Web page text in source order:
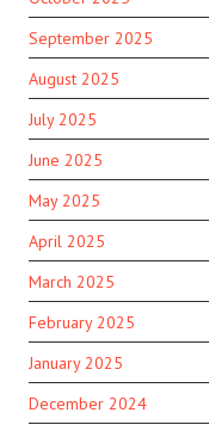
September 2025
August 2025
July 2025
June 2025
May 2025
April 2025
March 2025
February 2025
January 2025
December 2024